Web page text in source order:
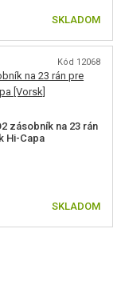
SKLADOM
Kód 12068
zásobník na 23 rán
Hi-Capa
SKLADOM